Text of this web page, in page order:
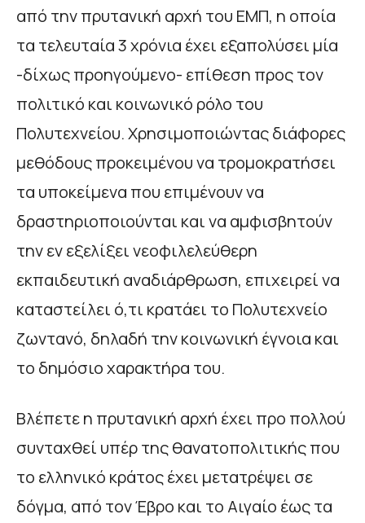
από την πρυτανική αρχή του ΕΜΠ, η οποία
τα τελευταία 3 χρόνια έχει εξαπολύσει μία
-δίχως προηγούμενο- επίθεση προς τον
πολιτικό και κοινωνικό ρόλο του
Πολυτεχνείου. Χρησιμοποιώντας διάφορες
μεθόδους προκειμένου να τρομοκρατήσει
τα υποκείμενα που επιμένουν να
δραστηριοποιούνται και να αμφισβητούν
την εν εξελίξει νεοφιλελεύθερη
εκπαιδευτική αναδιάρθρωση, επιχειρεί να
καταστείλει ό,τι κρατάει το Πολυτεχνείο
ζωντανό, δηλαδή την κοινωνική έγνοια και
το δημόσιο χαρακτήρα του.
Βλέπετε η πρυτανική αρχή έχει προ πολλού
συνταχθεί υπέρ της θανατοπολιτικής που
το ελληνικό κράτος έχει μετατρέψει σε
δόγμα, από τον Έβρο και το Αιγαίο έως τα